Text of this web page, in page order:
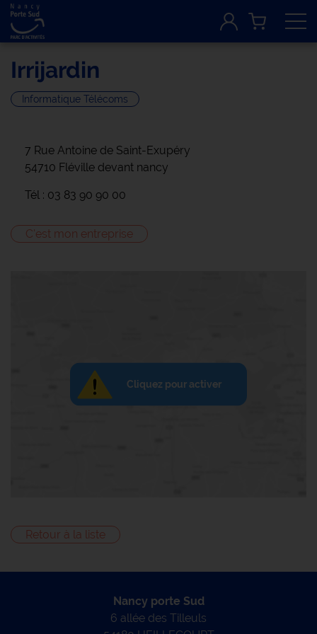
Irrijardin
Informatique Télécoms
7 Rue Antoine de Saint-Exupéry
54710 Fléville devant nancy
Tél : 03 83 90 90 00
C'est mon entreprise
Cliquez pour activer
Retour à la liste
Nancy porte Sud
6 allée des Tilleuls